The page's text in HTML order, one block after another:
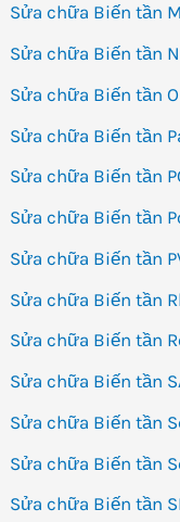
Sửa chữa Biến tần
Sửa chữa Biến tần
Sửa chữa Biến tần
Sửa chữa Biến tần
Sửa chữa Biến tần
Sửa chữa Biến tần
Sửa chữa Biến tần
Sửa chữa Biến tần
Sửa chữa Biến tần
Sửa chữa Biến tần
Sửa chữa Biến tần
Sửa chữa Biến tần
Sửa chữa Biến tần